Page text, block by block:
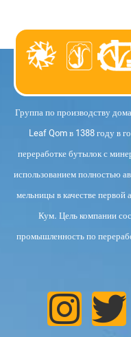
о нас
Группа по производству
Leaf Qom в 1388 году в
переработке бутылок с
использованием полностью
мельницы в качестве
Кум. Цель компании
промышленность по